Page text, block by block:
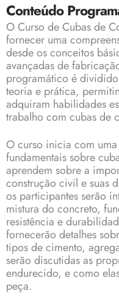
Conteúdo
O Curso de Cubas de
fornecer uma
desde os conceitos
avançadas de
programático é
teoria e prática,
adquiram habilidades
trabalho com cubas de
O curso inicia com
fundamentais sobre
aprendem sobre a
construção civil e suas
os participantes serão
mistura do concreto,
resistência e
fornecerão detalhes
tipos de cimento,
serão discutidas as
endurecido, e como
peça.